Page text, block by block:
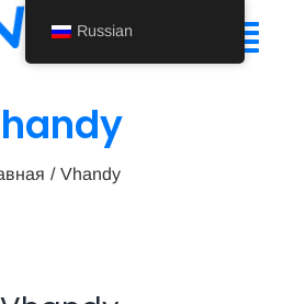
Vhandy
Russian